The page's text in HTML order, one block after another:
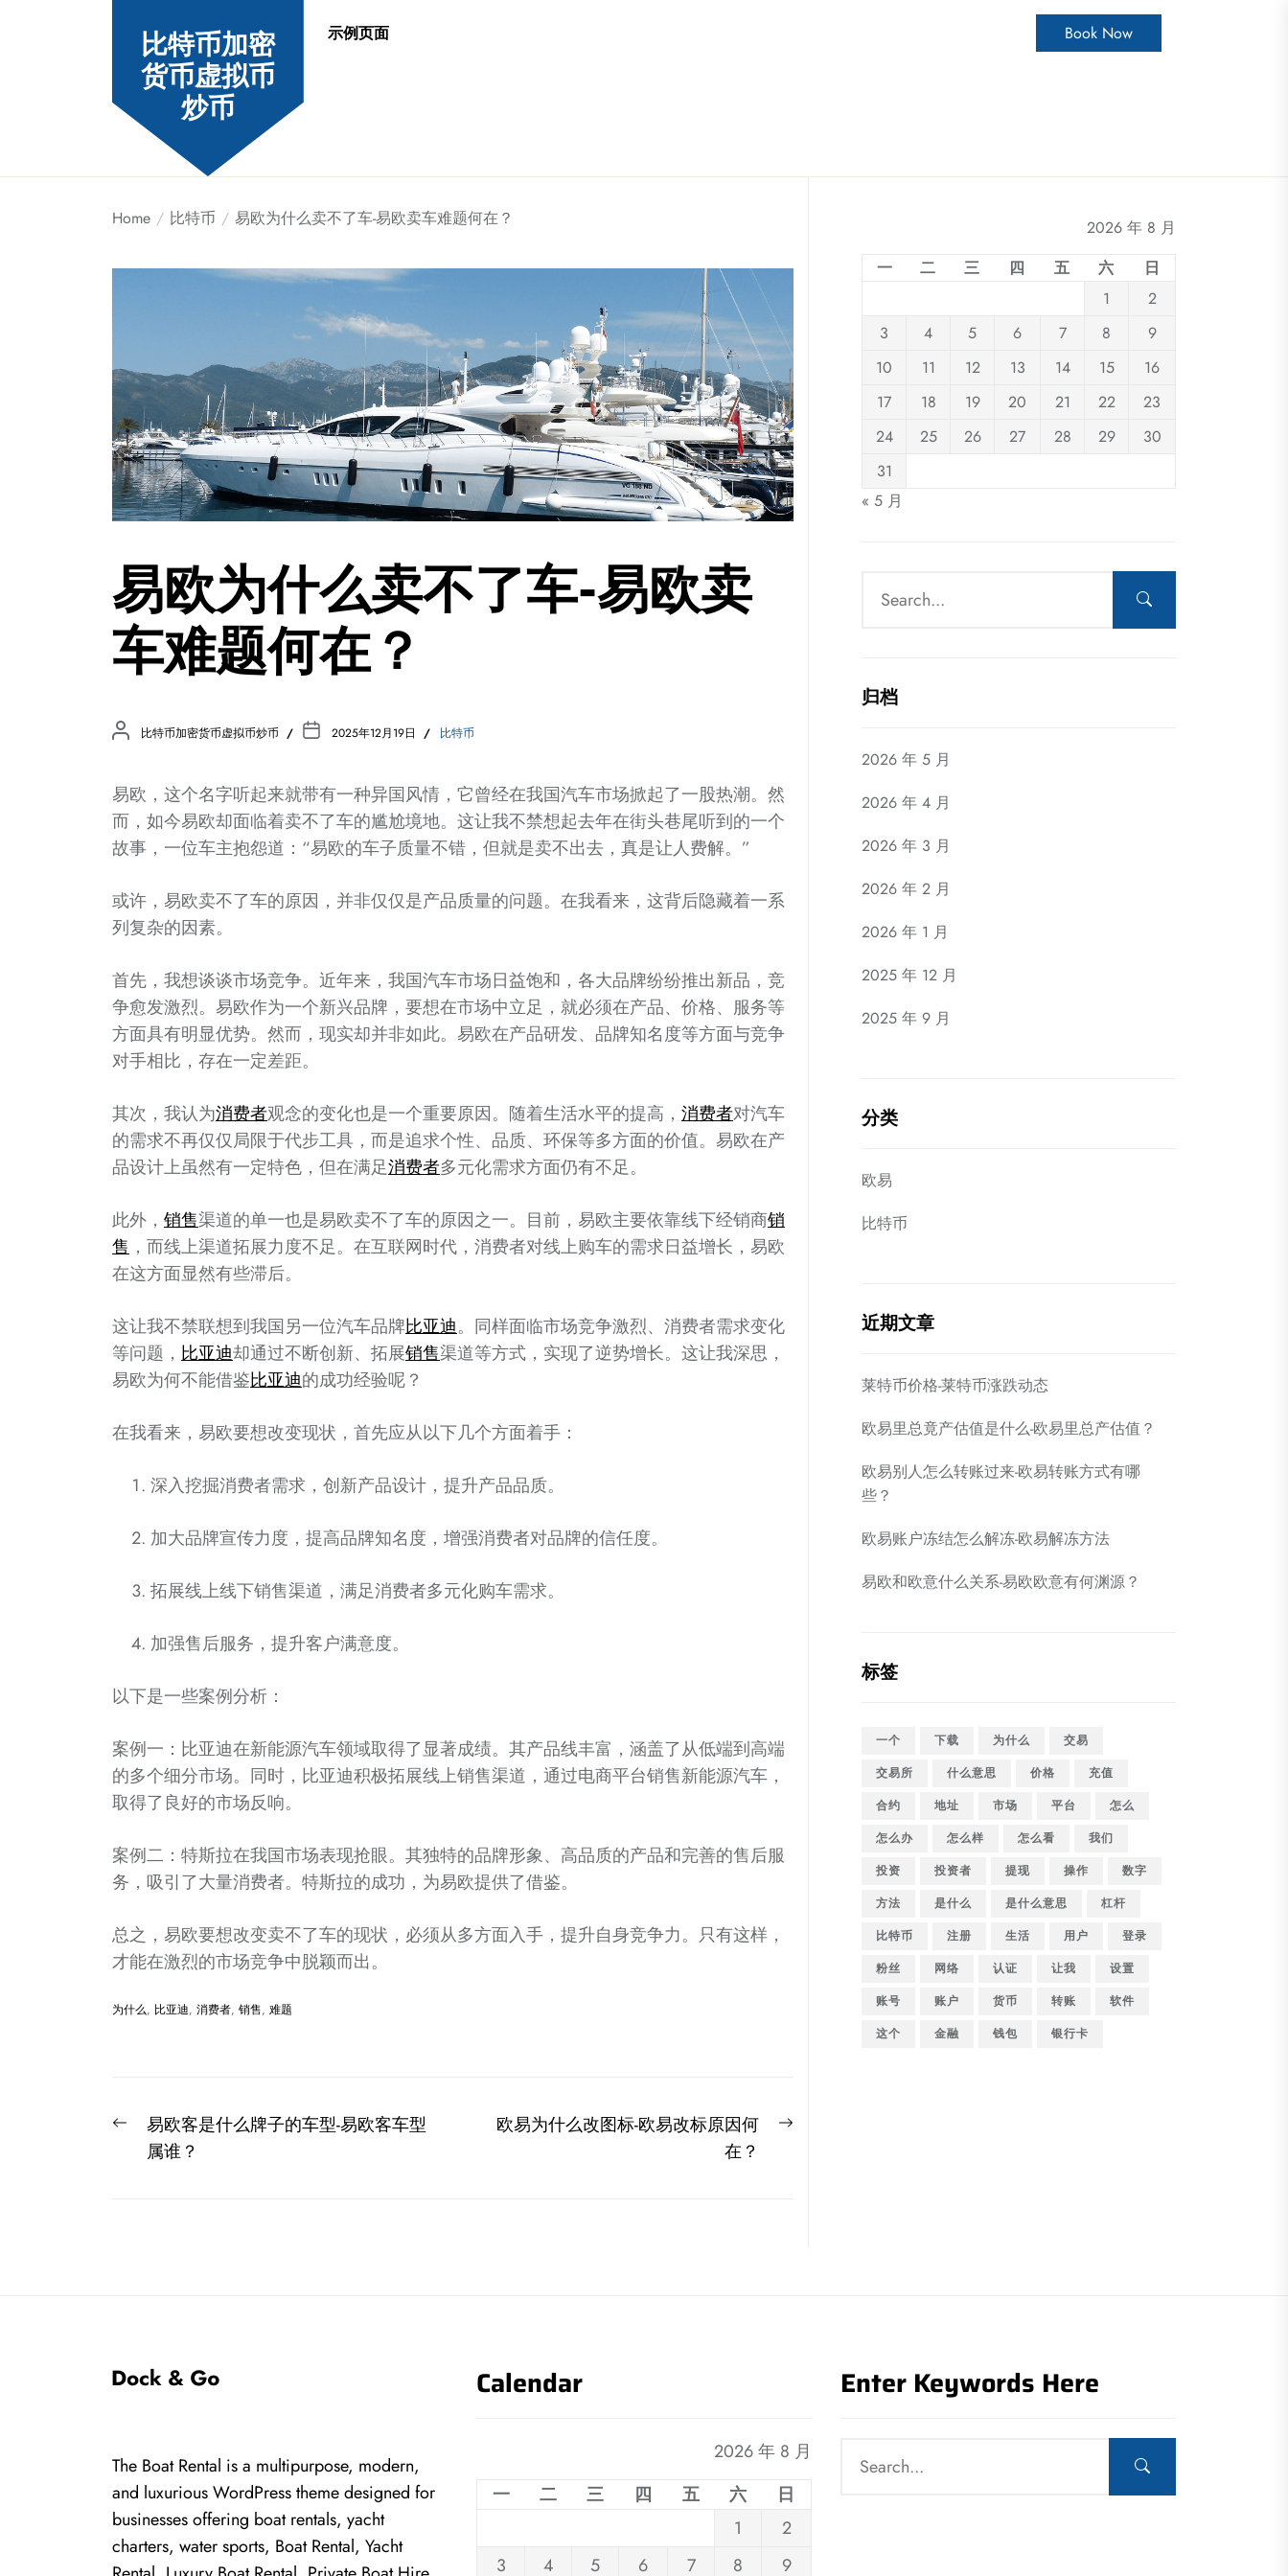
比特币加密
货币虚拟币
炒币
示例页面 Book Now
Home 比特币 易欧为什么卖不了车-易欧卖车难题何在？
易欧为什么卖不了车-易欧卖
车难题何在？
比特币加密货币虚拟币炒币 2025年12月19日 比特币
易欧，这个名字听起来就带有一种异国风情，它曾经在我国汽车市场掀起了一股热潮。然
而，如今易欧却面临着卖不了车的尴尬境地。这让我不禁想起去年在街头巷尾听到的一个
故事，一位车主抱怨道：“易欧的车子质量不错，但就是卖不出去，真是让人费解。”
或许，易欧卖不了车的原因，并非仅仅是产品质量的问题。在我看来，这背后隐藏着一系
列复杂的因素。
首先，我想谈谈市场竞争。近年来，我国汽车市场日益饱和，各大品牌纷纷推出新品，竞
争愈发激烈。易欧作为一个新兴品牌，要想在市场中立足，就必须在产品、价格、服务等
方面具有明显优势。然而，现实却并非如此。易欧在产品研发、品牌知名度等方面与竞争
对手相比，存在一定差距。
其次，我认为消费者观念的变化也是一个重要原因。随着生活水平的提高， 消费者对汽车
的需求不再仅仅局限于代步工具，而是追求个性、品质、环保等多方面的价值。易欧在产
品设计上虽然有一定特色，但在满足消费者多元化需求方面仍有不足。
此外， 销售渠道的单一也是易欧卖不了车的原因之一。目前，易欧主要依靠线下经销商销
售 ，而线上渠道拓展力度不足。在互联网时代，消费者对线上购车的需求日益增长，易欧
在这方面显然有些滞后。
这让我不禁联想到我国另一位汽车品牌比亚迪。同样面临市场竞争激烈、消费者需求变化
等问题， 比亚迪却通过不断创新、拓展销售渠道等方式，实现了逆势增长。这让我深思，
易欧为何不能借鉴比亚迪的成功经验呢？
在我看来，易欧要想改变现状，首先应从以下几个方面着手：
深入挖掘消费者需求，创新产品设计，提升产品品质。
加大品牌宣传力度，提高品牌知名度，增强消费者对品牌的信任度。
拓展线上线下销售渠道，满足消费者多元化购车需求。
加强售后服务，提升客户满意度。
以下是一些案例分析：
案例一：比亚迪在新能源汽车领域取得了显著成绩。其产品线丰富，涵盖了从低端到高端
的多个细分市场。同时，比亚迪积极拓展线上销售渠道，通过电商平台销售新能源汽车，
取得了良好的市场反响。
案例二：特斯拉在我国市场表现抢眼。其独特的品牌形象、高品质的产品和完善的售后服
务，吸引了大量消费者。特斯拉的成功，为易欧提供了借鉴。
总之，易欧要想改变卖不了车的现状，必须从多方面入手，提升自身竞争力。只有这样，
才能在激烈的市场竞争中脱颖而出。
为什么, 比亚迪, 消费者, 销售, 难题
文
Previous易欧客是什么牌子的车型-易欧客车型
属谁？
Next
欧易为什么改图标-欧易改标原因何
在？
2026 年 8 月
一
二 三 四 五 六
日
1
2
3
4 5 6 7 8
9
10
11 12 13 14 15
16
17
18 19 20 21 22
23
24
25 26 27 28 29
30
31
« 5 月
归档
2026 年 5 月
2026 年 4 月
2026 年 3 月
2026 年 2 月
2026 年 1 月
2025 年 12 月
2025 年 9 月
分类
欧易
比特币
近期文章
莱特币价格-莱特币涨跌动态
欧易里总竟产估值是什么-欧易里总产估值？
欧易别人怎么转账过来-欧易转账方式有哪
些？
欧易账户冻结怎么解冻-欧易解冻方法
易欧和欧意什么关系-易欧欧意有何渊源？
标签
一个 下载 为什么
交易
交易所
什么意思 价格
充值
合约
地址 市场 平台
怎么
怎么办
怎么样 怎么看
我们
投资
投资者 提现 操作
数字
方法
是什么 是什么意思
杠杆
比特币
注册 生活 用户
登录
粉丝
网络 认证 让我
设置
账号
账户 货币 转账
软件
这个
金融 钱包 银行卡
The Boat Rental is a multipurpose, modern,
and luxurious WordPress theme designed for
businesses offering boat rentals, yacht
charters, water sports, Boat Rental, Yacht
Calendar
2026 年 8 月
一
二 三 四 五 六
日
1
2
3
4 5 6 7 8
9
Enter Keywords Here